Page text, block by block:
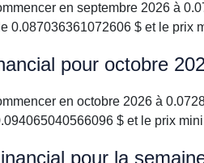
en septembre 2026 à
0.087036361072606 $ et le prix
pour octobre
en octobre 2026 à
$ et le prix
pour la